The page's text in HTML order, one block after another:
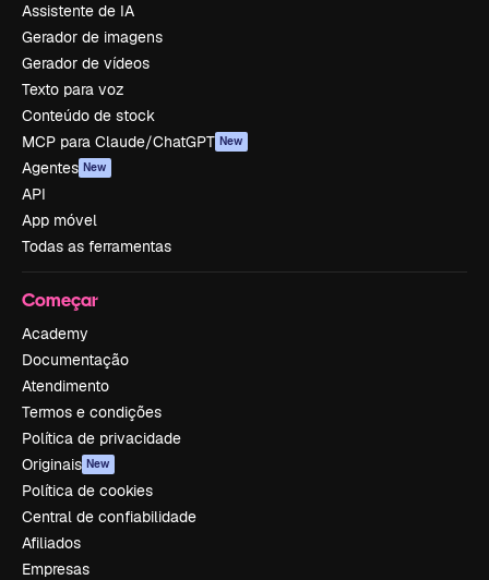
Assistente de IA
Gerador de imagens
Gerador de vídeos
Texto para voz
Conteúdo de stock
MCP para Claude/ChatGPT New
Agentes New
API
App móvel
Todas as ferramentas
Começar
Academy
Documentação
Atendimento
Termos e condições
Política de privacidade
Originais New
Política de cookies
Central de confiabilidade
Afiliados
Empresas